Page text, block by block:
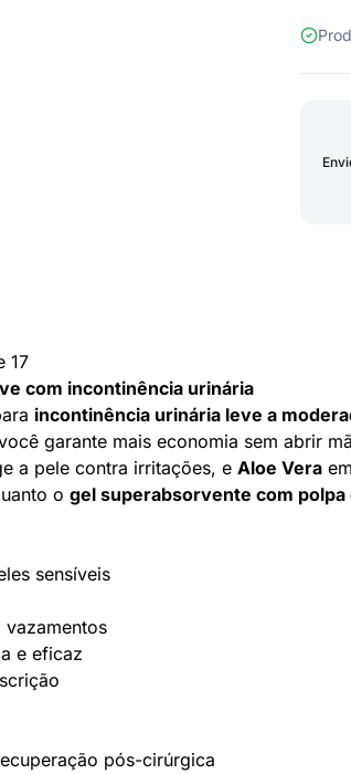
17
com incontinência urinária
incontinência urinária leve a
garante mais economia sem abrir
a pele contra irritações, e Aloe Vera
o gel superabsorvente com polpa
sensíveis
vazamentos
e eficaz
pós-cirúrgica